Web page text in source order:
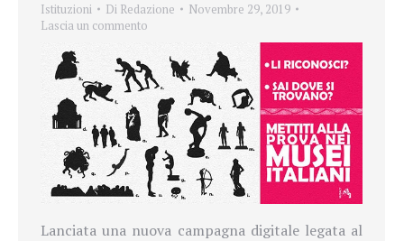
Istituzioni Di Redazione
Novembre 29, 2019
Lascia un commento
Lanciata una nuova campagna digitale legata al